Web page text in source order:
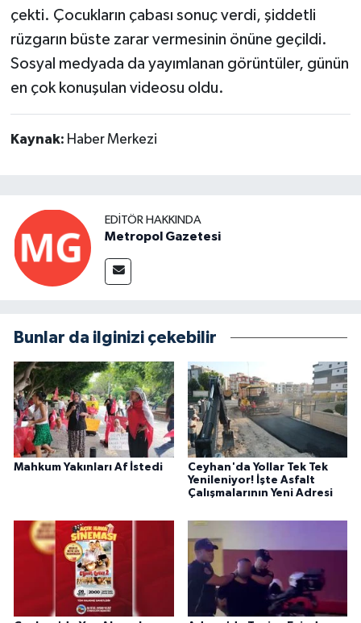
çekti. Çocukların çabası sonuç verdi, şiddetli
rüzgarın büste zarar vermesinin önüne geçildi.
Sosyal medyada da yayımlanan görüntüler, günün
en çok konuşulan videosu oldu.
Kaynak: Haber Merkezi
EDITÖR HAKKINDA
Metropol Gazetesi
Bunlar da ilginizi çekebilir
Mahkum Yakınları Af İstedi
Ceyhan'da Yollar Tek Tek
Yenileniyor! İşte Asfalt
Çalışmalarının Yeni Adresi